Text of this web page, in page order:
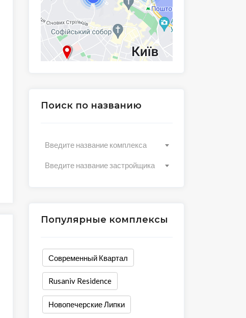
Поиск по названию
Введите название комплекса
Введите название застройщика
Популярные комплексы
Современный Квартал
Rusaniv Residence
Новопечерские Липки